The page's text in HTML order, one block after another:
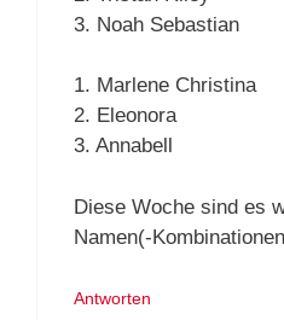
3. Noah Sebastian
1. Marlene Christina
2. Eleonora
3. Annabell
Diese Woche sind es
Namen(-
Antworten